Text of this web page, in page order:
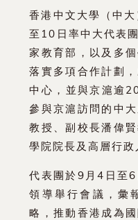
香港中文大學（中
至10日率中大代表
家教育部，以及多
落實多項合作計劃
中心，並與京滬逾
參與京滬訪問的中
教授、副校長潘偉
學院院長及高層行政
代表團於9月4日至
領導舉行會議，彙
略，推動香港成為